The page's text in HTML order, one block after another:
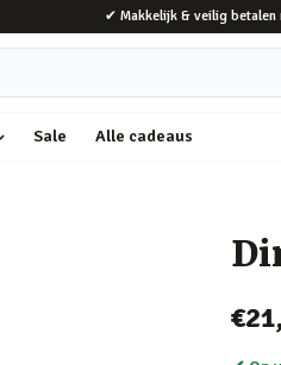
✔ Makkelijk & veilig betalen
Sale Alle cadeaus